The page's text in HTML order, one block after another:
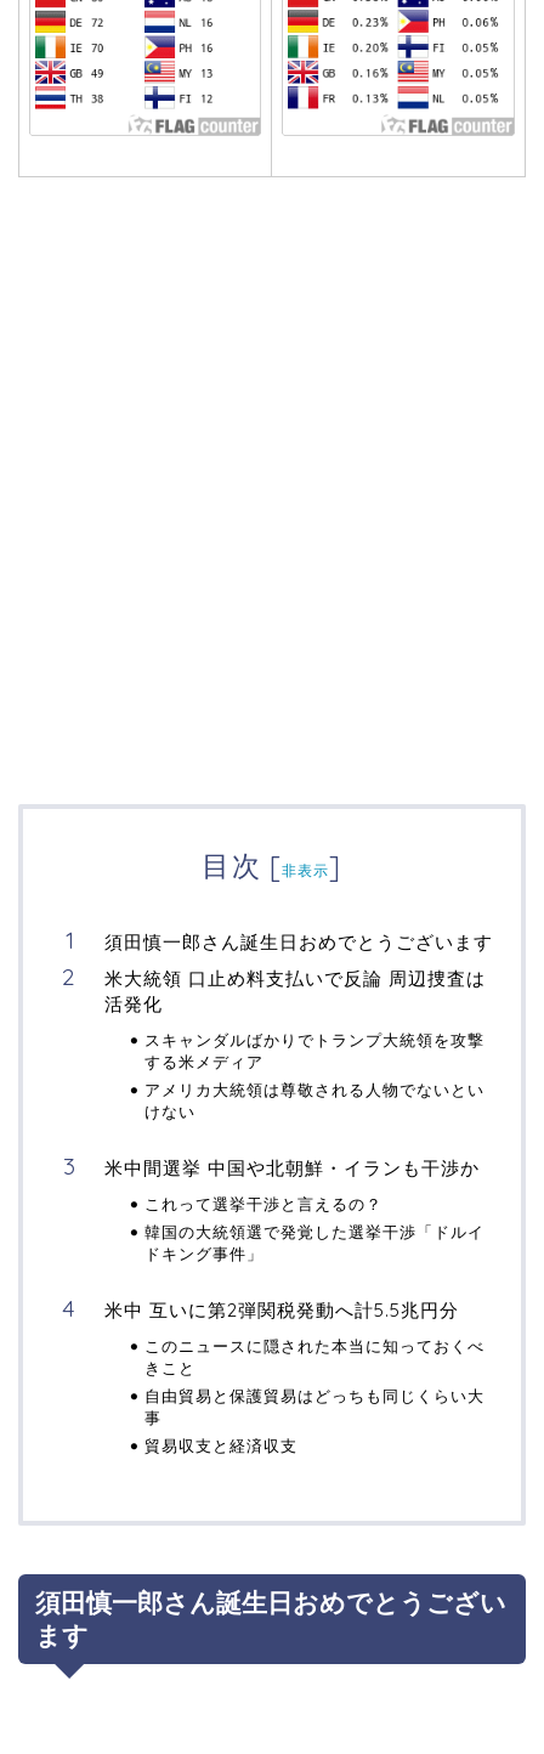
目次 [非表示]
須田慎一郎さん誕生日おめでとうございます
米大統領 口止め料支払いで反論 周辺捜査は
活発化
スキャンダルばかりでトランプ大統領を攻撃
する米メディア
アメリカ大統領は尊敬される人物でないとい
けない
米中間選挙 中国や北朝鮮・イランも干渉か
これって選挙干渉と言えるの？
韓国の大統領選で発覚した選挙干渉「ドルイ
ドキング事件」
米中 互いに第2弾関税発動へ計5.5兆円分
このニュースに隠された本当に知っておくべ
きこと
自由貿易と保護貿易はどっちも同じくらい大
事
貿易収支と経済収支
須田慎一郎さん誕生日おめでとうござい
ます